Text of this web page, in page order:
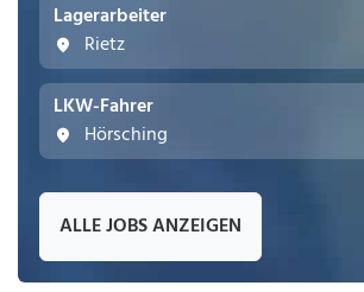
Lagerarbeiter
Rietz
LKW-Fahrer
Hörsching
ALLE JOBS ANZEIGEN